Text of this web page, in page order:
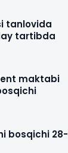
tanlovida
tartibda
maktabi
bosqichi 28-